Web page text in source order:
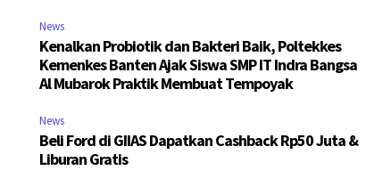
News
Kenalkan Probiotik dan Bakteri Baik, Poltekkes
Kemenkes Banten Ajak Siswa SMP IT Indra Bangsa
Al Mubarok Praktik Membuat Tempoyak
News
Beli Ford di GIIAS Dapatkan Cashback Rp50 Juta &
Liburan Gratis